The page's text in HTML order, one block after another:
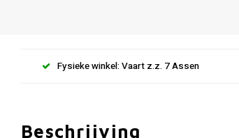
Fysieke winkel: Vaart z.z. 7 Assen
Beschrijving